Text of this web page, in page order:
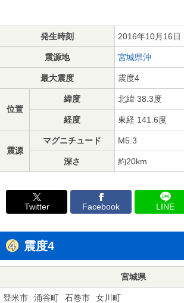
発生時刻 2016年10月16日
震源地 宮城県沖
最大震度 震度4
位置
緯度 北緯 38.3度
経度 東経 141.6度
震源
マグニチュード M5.3
深さ 約20km
Twitter Facebook LINE
震度4
宮城県
登米市 涌谷町 石巻市 女川町